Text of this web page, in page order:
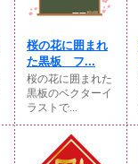
桜の花に囲まれ
た黒板 フ...
桜の花に囲まれた
黒板のベクターイ
ラストで...